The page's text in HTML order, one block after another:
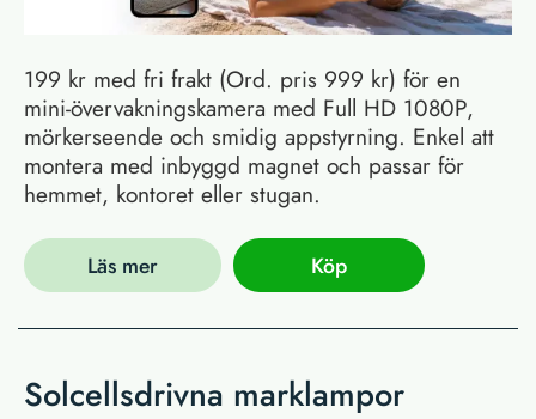
199 kr med fri frakt (Ord. pris 999 kr) för en
mini-övervakningskamera med Full HD 1080P,
mörkerseende och smidig appstyrning. Enkel att
montera med inbyggd magnet och passar för
hemmet, kontoret eller stugan.
Läs mer Köp
Solcellsdrivna marklampor